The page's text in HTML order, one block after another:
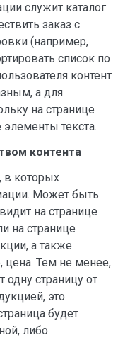
служит каталог
заказ с
(например,
список по
контент
а для
на странице
текста.
контента
в которых
Может быть
на странице
на странице
а также
цена. Тем не менее,
одну страницу от
это
будет
либо